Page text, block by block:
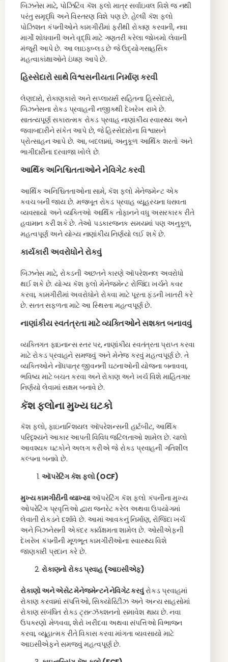
બિઝનેસ માટે, પોઝિટિવ કૅશ ફ્લો માત્ર સર્વાઇવલ વિશે જ નથી
પરંતુ સમૃદ્ધિ અને વિસ્તરણ વિશે પણ છે. હેલ્ધી કૅશ ફ્લો
પોઝિશન કંપનીઓને કામગીરીમાં ફરીથી રોકાણ કરવાની, નવા
માર્ગો શોધવાની અને વૃદ્ધિ માટે ગણતરી કરેલા જોખમો લેવાની
મંજૂરી આપે છે. આ લાઇફબ્લડ છે જે ઉદ્યોગસાહસિક
મહત્વાકાંક્ષાઓને ઇંધણ આપે છે.
હિસ્સેદારો સાથે વિશ્વસનીયતા નિર્માણ કરવી
લેણદારો, રોકાણકારો અને સપ્લાયર્સ સહિતના હિસ્સેદારો,
બિઝનેસના રોકડ પ્રવાહની નજીકથી દેખરેખ રાખે છે.
સાતત્યપૂર્ણ સકારાત્મક રોકડ પ્રવાહ નાણાંકીય સ્વાસ્થ્ય અને
જવાબદારીને સંકેત આપે છે, જે હિસ્સેદારોના વિશ્વાસને
પ્રોત્સાહન આપે છે. આ, બદલામાં, અનુકૂળ આર્થિક શરતો અને
ભાગીદારીના દરવાજા ખોલે છે.
આર્થિક અનિશ્ચિતતાઓને નેવિગેટ કરવી
આર્થિક અનિશ્ચિતતાઓના સામે, કૅશ ફ્લો મેનેજમેન્ટ એક
કવચ બની જાય છે. મજબૂત રોકડ પ્રવાહ વ્યૂહરચના ધરાવતા
વ્યવસાયો અને વ્યક્તિઓ આર્થિક તોફાનને વધુ અસરકારક રીતે
હવામાન કરી શકે છે. તેઓ પડકારજનક સમયમાં પણ અનુકૂળ,
મહત્વપૂર્ણ અને યોગ્ય નાણાંકીય નિર્ણયો લઈ શકે છે.
કાર્યકારી અવરોધોને રોકવું
બિઝનેસ માટે, રોકડની અછતને કારણે ઑપરેશનલ અવરોધો
થઈ શકે છે. યોગ્ય કૅશ ફ્લો મેનેજમેન્ટ રોજિંદા ખર્ચને કવર
કરવા, કામગીરીમાં અવરોધોને રોકવા માટે પૂરતા ફંડની ખાતરી કરે
છે. સતત સફળતા માટે આ સ્થિરતા મહત્વપૂર્ણ છે.
નાણાંકીય સ્વતંત્રતા માટે વ્યક્તિઓને સશક્ત બનાવવું
વ્યક્તિગત ફાઇનાન્સ સ્તર પર, નાણાંકીય સ્વતંત્રતા પ્રાપ્ત કરવા
માટે રોકડ પ્રવાહને સમજવું અને મેનેજ કરવું મહત્વપૂર્ણ છે. તે
વ્યક્તિઓને નોંધપાત્ર જીવનની ઘટનાઓની યોજના બનાવવા,
ભવિષ્ય માટે બચત કરવા અને રોકાણ અને ખર્ચ વિશે માહિતગાર
નિર્ણયો લેવામાં સક્ષમ બનાવે છે.
કૅશ ફ્લોના મુખ્ય ઘટકો
કૅશ ફ્લો, ફાઇનાન્શિયલ ઑપરેશન્સની હાર્ટબીટ, આર્થિક
પરિદૃશ્યને આકાર આપતી વિવિધ જટિલતાઓ શામેલ છે. ચાલો
આવશ્યક ઘટકોને અલગ કરીએ જે રોકડ પ્રવાહની ગતિશીલ
કલ્પના બનાવે છે.
ઑપરેટિંગ કૅશ ફ્લો (OCF)
મુખ્ય કામગીરીની વ્યાખ્યાઑપરેટિંગ કૅશ ફ્લો કંપનીના મુખ્ય
ઓપરેટિંગ પ્રવૃત્તિઓ દ્વારા જનરેટ કરેલ અથવા ઉપયોગમાં
લેવાતી રોકડને દર્શાવે છે. આમાં આવકનું નિર્માણ, રોજિંદા ખર્ચ
અને બિઝનેસની એકંદર કાર્યક્ષમતા શામેલ છે. ઓસીએફની
દેખરેખ કંપનીની મૂળભૂત કામગીરીઓના સ્વાસ્થ્ય વિશે
જાણકારી પ્રદાન કરે છે.
રોકાણનો રોકડ પ્રવાહ (આઇસીએફ)
રોકાણો અને એસેટ મેનેજમેન્ટને નેવિગેટ કરવુંરોકડ પ્રવાહમાં
રોકાણ કરવામાં સંપત્તિઓ, સિક્યોરિટીઝ અને અન્ય સાહસોમાં
રોકાણ સંબંધિત રોકડ ટ્રાન્ઝૅક્શનનો સમાવેશ થાય છે. નવા
ઉપકરણો મેળવવા, શેરો ખરીદવા અથવા સંપત્તિઓ વિભાજન
કરવા, વ્યૂહાત્મક રીતે વિકાસ કરવા માંગતા વ્યવસાયો માટે
આઇસીએફને સમજવું મહત્વપૂર્ણ છે.